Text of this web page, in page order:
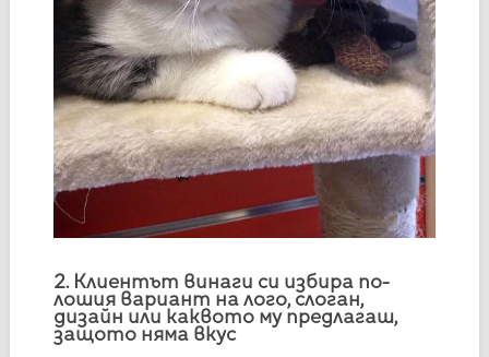
2. Клиентът винаги си избира по-
лошия вариант на лого, слоган,
дизайн или каквото му предлагаш,
защото няма вкус